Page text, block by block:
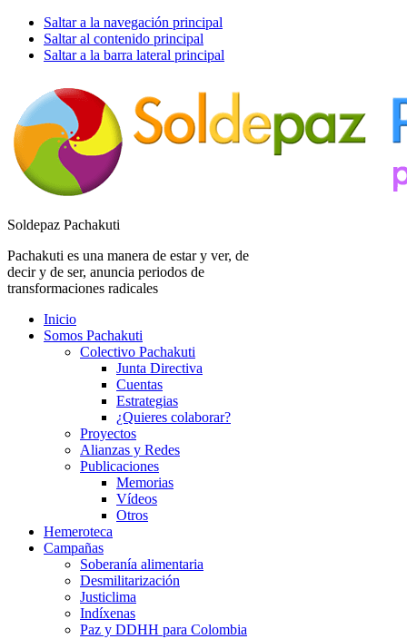
Saltar a la navegación principal
Saltar al contenido principal
Saltar a la barra lateral principal
Soldepaz Pachakuti
Pachakuti es una manera de estar y ver, de
decir y de ser, anuncia periodos de
transformaciones radicales
Inicio
Somos Pachakuti
Colectivo Pachakuti
Junta Directiva
Cuentas
Estrategias
¿Quieres colaborar?
Proyectos
Alianzas y Redes
Publicaciones
Memorias
Vídeos
Otros
Hemeroteca
Campañas
Soberanía alimentaria
Desmilitarización
Justiclima
Indíxenas
Paz y DDHH para Colombia